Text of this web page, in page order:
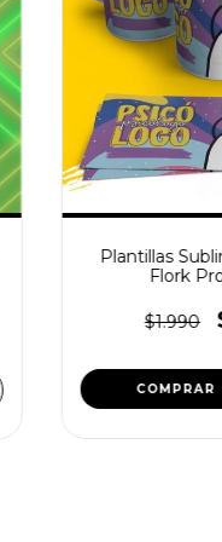
Plantillas
Flork
$1.990